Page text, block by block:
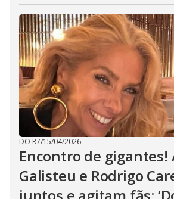
DO R7/15/04/2026
Encontro de gigantes!
Galisteu e Rodrigo